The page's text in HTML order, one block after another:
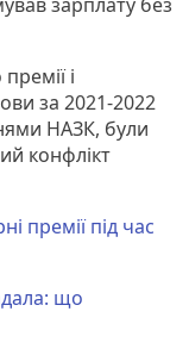
і
за 2021-2022
НАЗК, були
конфлікт
премії під час
що